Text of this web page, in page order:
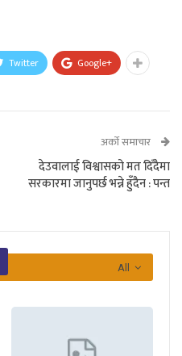
Twitter Google+
अर्को समाचार
देउवालाई विश्वासको मत दिँदैमा
सरकारमा जानुपर्छ भन्ने हुँदैन : पन्त
All